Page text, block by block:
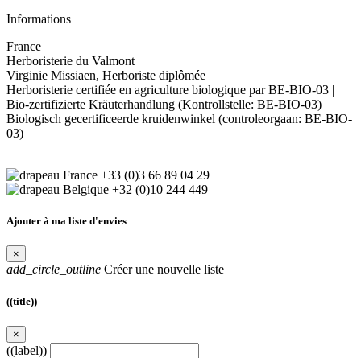
Informations
France
Herboristerie du Valmont
Virginie Missiaen, Herboriste diplômée
Herboristerie certifiée en agriculture biologique par BE-BIO-03 |
Bio-zertifizierte Kräuterhandlung (Kontrollstelle: BE-BIO-03) |
Biologisch gecertificeerde kruidenwinkel (controleorgaan: BE-BIO-
03)
+33 (0)3 66 89 04 29
+32 (0)10 244 449
Ajouter à ma liste d'envies
×
add_circle_outline Créer une nouvelle liste
((title))
×
((label))